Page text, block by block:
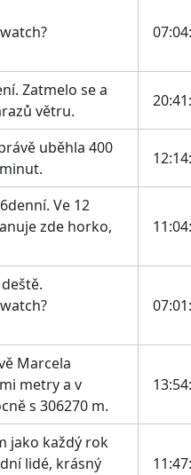
Zatmelo se a
větru.
uběhla 400
Ve 12
zde horko,
Marcela
metry a v
s 306270 m.
jako každý rok
lidé, krásný